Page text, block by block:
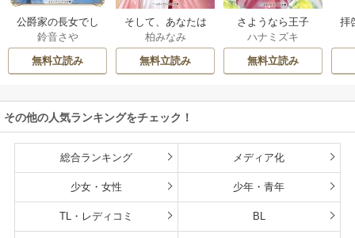
公爵家の長女でし
た
鈴音さや
無料立読み
そして、あなたは
私を捨てる
柏みなみ
無料立読み
さようなら王子
様、どうか私のこ
とは忘れてくださ
い
ハナミズキ
無料立読み
拝
その他の人気ランキングをチェック！
総合ランキング メディア化
少女・女性 少年・青年
TL・レディコミ BL